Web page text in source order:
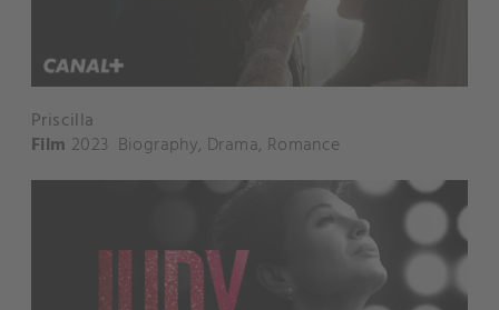
Priscilla
Film 2023 Biography, Drama, Romance